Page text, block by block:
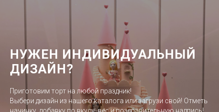
НУЖЕН ИНДИВИДУАЛЬНЫЙ
ДИЗАЙН?
Приготовим торт на любой праздник!
Выбери дизайн из нашего каталога или загрузи свой! Отметь